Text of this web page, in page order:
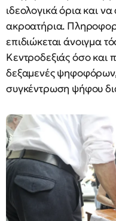
ιδεολογικά όρια και
ακροατήρια.
επιδιώκεται άνοιγμα
Κεντροδεξιάς όσο και
δεξαμενές
συγκέντρωση ψήφου